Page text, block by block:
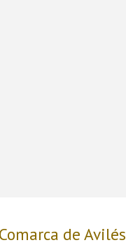
Comarca de Avilés